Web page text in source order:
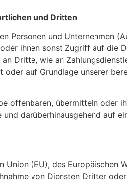
und Dritten
Personen und Unternehmen
ihnen sonst Zugriff auf die
Dritte, wie an
auf Grundlage unserer
offenbaren, übermitteln oder
darüberhinausgehend auf
(EU), des Europäischen
von Diensten Dritter